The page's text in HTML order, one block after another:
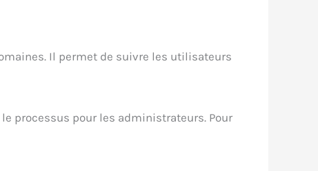
Il permet de suivre les utilisateurs
processus pour les administrateurs. Pour